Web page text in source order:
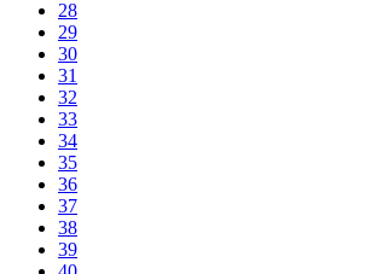
28
29
30
31
32
33
34
35
36
37
38
39